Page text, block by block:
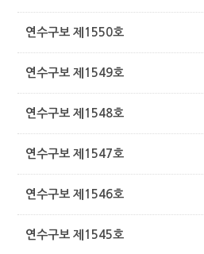
연수구보 제1550호
연수구보 제1549호
연수구보 제1548호
연수구보 제1547호
연수구보 제1546호
연수구보 제1545호